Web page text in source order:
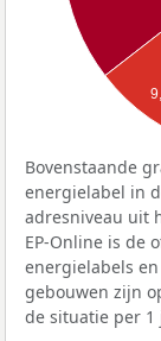
Bovenstaande
energielabel in
adresniveau uit
EP-Online is de
energielabels
gebouwen zijn
de situatie per 1